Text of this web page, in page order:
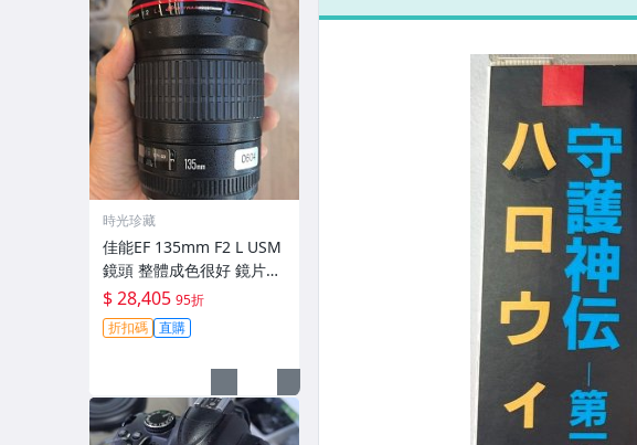
時光珍藏
佳能EF 135mm F2 L USM
鏡頭 整體成色很好 鏡片完
美無劃痕 功能一切正常 無
拆修無-3430
$ 28,405 95折
折扣碼 直購